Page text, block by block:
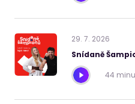
29. 7. 2026
Snídaně
44